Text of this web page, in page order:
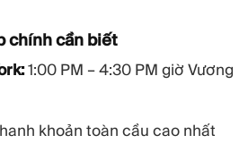
chính cần biết
1:00 PM – 4:30 PM giờ Vương
khoản toàn cầu cao nhất